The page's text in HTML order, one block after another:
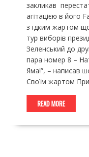
закликав
агітацією в його
з їдким жартом
тур виборів
Зеленський до
пара номер 8 –
Яма!”, – написав
Своїм жартом
READ MORE